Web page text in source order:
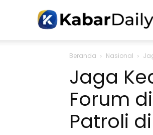
Beranda Nasional
Jaga
Forum
Patroli